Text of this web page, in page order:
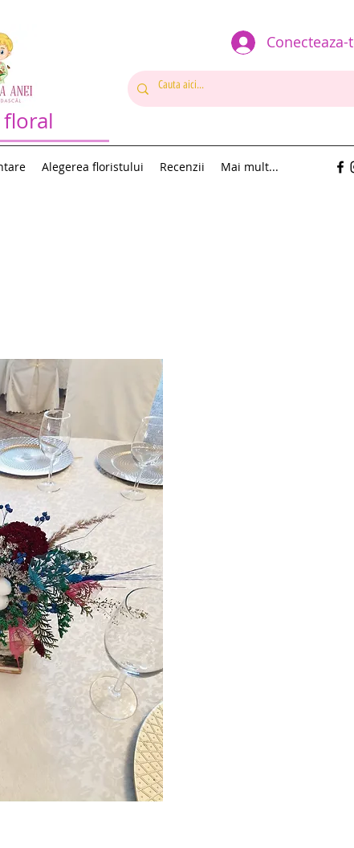
Conecteaza-
Alegerea floristului Recenzii Mai mult...